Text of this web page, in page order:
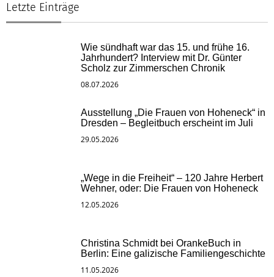
Letzte Einträge
Wie sündhaft war das 15. und frühe 16.
Jahrhundert? Interview mit Dr. Günter
Scholz zur Zimmerschen Chronik
08.07.2026
Ausstellung „Die Frauen von Hoheneck“ in
Dresden – Begleitbuch erscheint im Juli
29.05.2026
„Wege in die Freiheit“ – 120 Jahre Herbert
Wehner, oder: Die Frauen von Hoheneck
12.05.2026
Christina Schmidt bei OrankeBuch in
Berlin: Eine galizische Familiengeschichte
11.05.2026